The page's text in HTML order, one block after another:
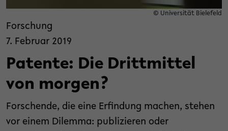
© Universität Bielefeld
Forschung
7. Februar 2019
Patente: Die Drittmittel
von morgen?
Forschende, die eine Erfindung machen, stehen
vor einem Dilemma: publizieren oder